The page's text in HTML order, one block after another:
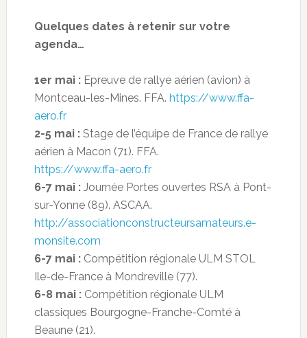
Quelques dates à retenir sur votre
agenda…
1er mai :Epreuve de rallye aérien (avion) à
Montceau-les-Mines. FFA. https://www.ffa-
aero.fr
2-5 mai :Stage de l’équipe de France de rallye
aérien à Macon (71). FFA.
https://www.ffa-aero.fr
6-7 mai :Journée Portes ouvertes RSA à Pont-
sur-Yonne (89). ASCAA.
http://associationconstructeursamateurs.e-
monsite.com
6-7 mai : Compétition régionale ULM STOL
Ile-de-France à Mondreville (77).
6-8 mai :Compétition régionale ULM
classiques Bourgogne-Franche-Comté à
Beaune (21).